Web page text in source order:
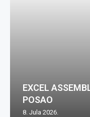
EXCEL
POSAO
8. Jula 2026.